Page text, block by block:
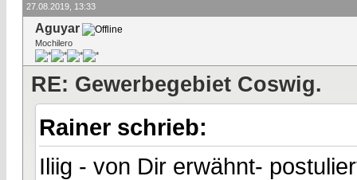
27.08.2019, 13:33
Aguyar
Mochilero
RE: Gewerbegebiet Coswig.
Rainer schrieb:
Iliig - von Dir erwähnt-